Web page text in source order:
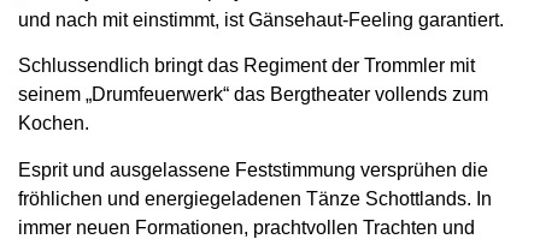
und nach mit einstimmt, ist Gänsehaut-Feeling garantiert.
Schlussendlich bringt das Regiment der Trommler mit
seinem „Drumfeuerwerk“ das Bergtheater vollends zum
Kochen.
Esprit und ausgelassene Feststimmung versprühen die
fröhlichen und energiegeladenen Tänze Schottlands. In
immer neuen Formationen, prachtvollen Trachten und